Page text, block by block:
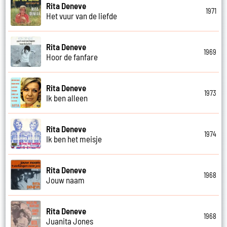
Rita Deneve
Het vuur van de liefde
1971
Rita Deneve
Hoor de fanfare
1969
Rita Deneve
Ik ben alleen
1973
Rita Deneve
Ik ben het meisje
1974
Rita Deneve
Jouw naam
1968
Rita Deneve
Juanita Jones
1968